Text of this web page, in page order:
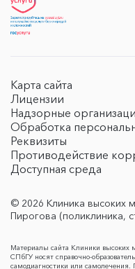
Карта сайта
Лицензии
Надзорные
Обработка
Реквизиты
Противодействие
Доступная среда
© 2026 Клиника высоких
Пирогова (поликлиника,
Материалы сайта Клиники высоких
СПбГУ носят справочно-
самодиагностики или